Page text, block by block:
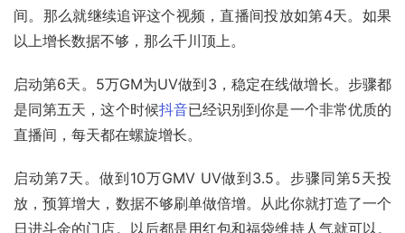
间。那么就继续追评这个视频，直播间投放如第4天。如果
以上增长数据不够，那么千川顶上。
启动第6天。5万GM为UV做到3，稳定在线做增长。步骤都
是同第五天，这个时候抖音已经识别到你是一个非常优质的
直播间，每天都在螺旋增长。
启动第7天。做到10万GMV UV做到3.5。步骤同第5天投
放，预算增大，数据不够刷单做倍增。从此你就打造了一个
日进斗金的门店。以后都是用红包和福袋维持人气就可以。